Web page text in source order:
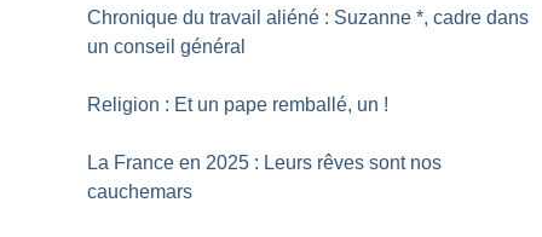
Chronique du travail aliéné : Suzanne *, cadre dans
un conseil général
Religion : Et un pape remballé, un !
La France en 2025 : Leurs rêves sont nos
cauchemars